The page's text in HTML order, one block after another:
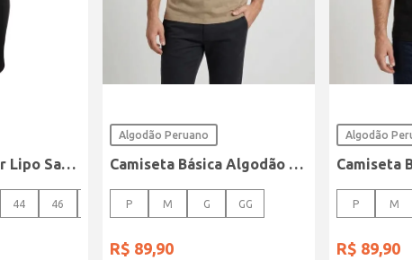
Calça Sarja Super Lipo Sawary Feminina Preto
44 46
Algodão Peruano
Camiseta Básica Algodão Peruano Elétron Masculina CAQUI
P M G GG
R$ 89,90
Algodão
P M
R$ 89,90